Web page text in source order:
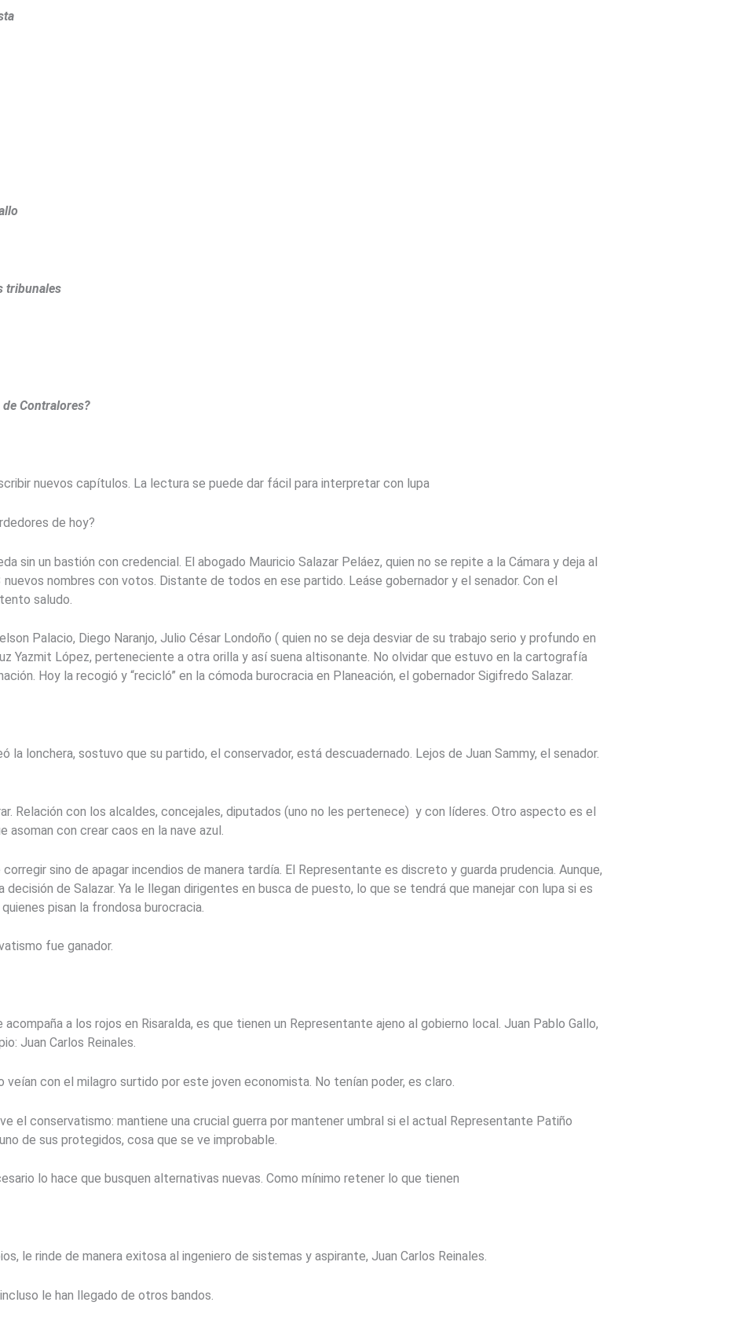
tribunales
Contralores?
nuevos capítulos. La lectura se puede dar fácil para interpretar con lupa
de hoy?
sin un bastión con credencial. El abogado Mauricio Salazar Peláez, quien no se repite a la Cámara y deja al
nombres con votos. Distante de todos en ese partido. Leáse gobernador y el senador. Con el
saludo.
Palacio, Diego Naranjo, Julio César Londoño ( quien no se deja desviar de su trabajo serio y profundo en
Yazmit López, perteneciente a otra orilla y así suena altisonante. No olvidar que estuvo en la cartografía
Hoy la recogió y “recicló” en la cómoda burocracia en Planeación, el gobernador Sigifredo Salazar.
la lonchera, sostuvo que su partido, el conservador, está descuadernado. Lejos de Juan Sammy, el senador.
Relación con los alcaldes, concejales, diputados (uno no les pertenece) y con líderes. Otro aspecto es el
con crear caos en la nave azul.
sino de apagar incendios de manera tardía. El Representante es discreto y guarda prudencia. Aunque,
de Salazar. Ya le llegan dirigentes en busca de puesto, lo que se tendrá que manejar con lupa si es
pisan la frondosa burocracia.
fue ganador.
a los rojos en Risaralda, es que tienen un Representante ajeno al gobierno local. Juan Pablo Gallo,
Juan Carlos Reinales.
veían con el milagro surtido por este joven economista. No tenían poder, es claro.
el conservatismo: mantiene una crucial guerra por mantener umbral si el actual Representante Patiño
de sus protegidos, cosa que se ve improbable.
lo hace que busquen alternativas nuevas. Como mínimo retener lo que tienen
le rinde de manera exitosa al ingeniero de sistemas y aspirante, Juan Carlos Reinales.
le han llegado de otros bandos.